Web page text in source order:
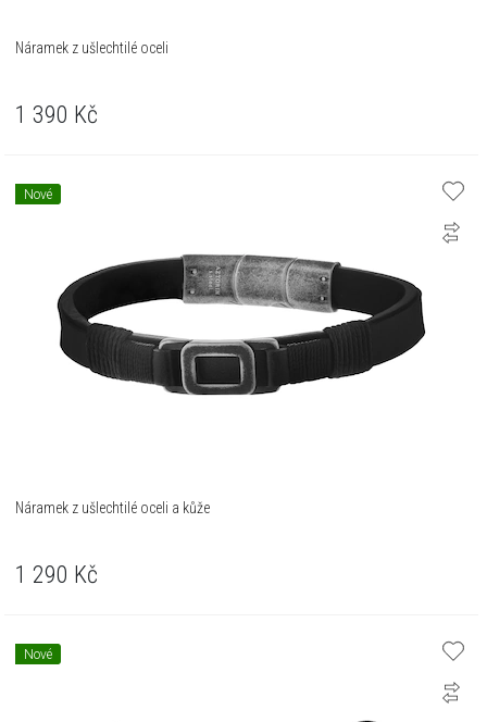
Náramek z ušlechtilé oceli
1 390 Kč
Nové
Náramek z ušlechtilé oceli a kůže
1 290 Kč
Nové